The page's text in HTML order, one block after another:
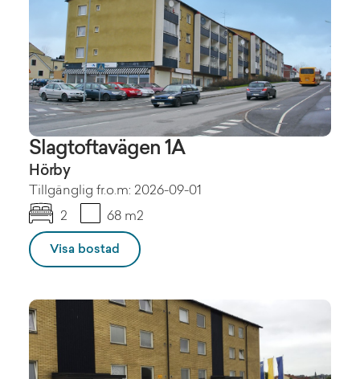
Slagtoftavägen 1A
Hörby
Tillgänglig fr.o.m: 2026-09-01
2
68 m2
Visa bostad